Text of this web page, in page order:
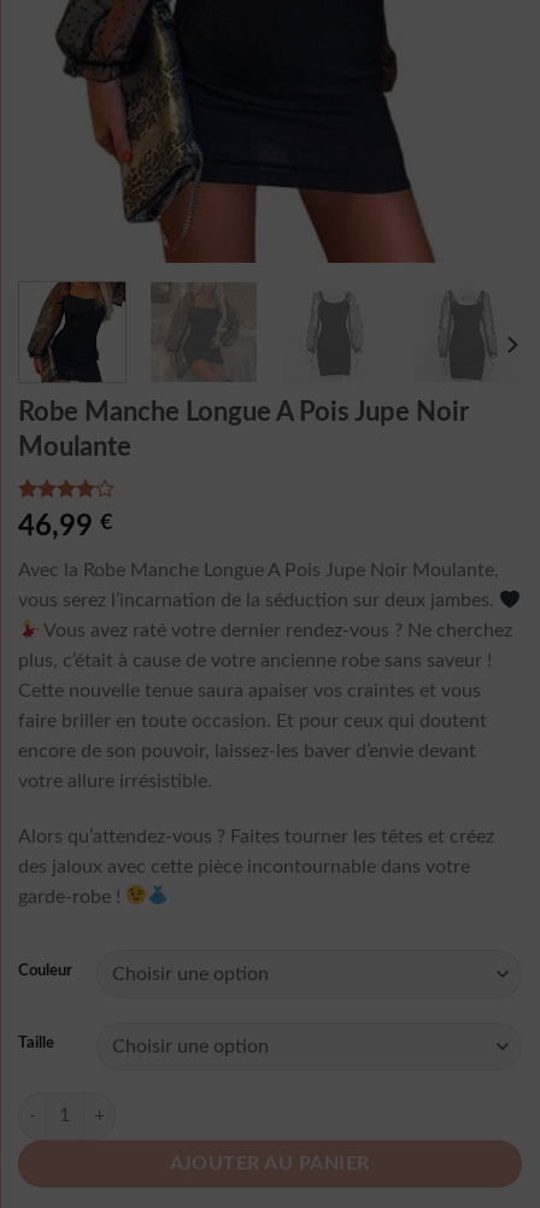
Robe Manche Longue A Pois Jupe Noir
Moulante
Noté
4.00sur
sur
1
notation
46,99 €
Avec la Robe Manche Longue A Pois Jupe Noir Moulante,
vous serez l’incarnation de la séduction sur deux jambes.
Vous avez raté votre dernier rendez-vous ? Ne cherchez
plus, c’était à cause de votre ancienne robe sans saveur !
Cette nouvelle tenue saura apaiser vos craintes et vous
faire briller en toute occasion. Et pour ceux qui doutent
encore de son pouvoir, laissez-les baver d’envie devant
votre allure irrésistible.
Alors qu’attendez-vous ? Faites tourner les têtes et créez
des jaloux avec cette pièce incontournable dans votre
garde-robe !
Couleur
Taille
quantité de Robe Manche Longue A Pois Jupe Noir Moulante
AJOUTER AU PANIER